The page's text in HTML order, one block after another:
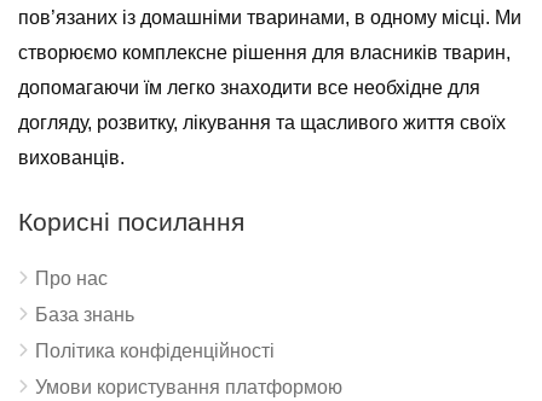
пов’язаних із домашніми тваринами, в одному місці. Ми
створюємо комплексне рішення для власників тварин,
допомагаючи їм легко знаходити все необхідне для
догляду, розвитку, лікування та щасливого життя своїх
вихованців.
Корисні посилання
Про нас
База знань
Політика конфіденційності
Умови користування платформою